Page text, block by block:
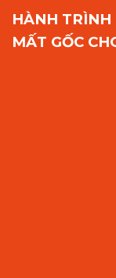
HÀNH TRÌNH
MẤT GỐC